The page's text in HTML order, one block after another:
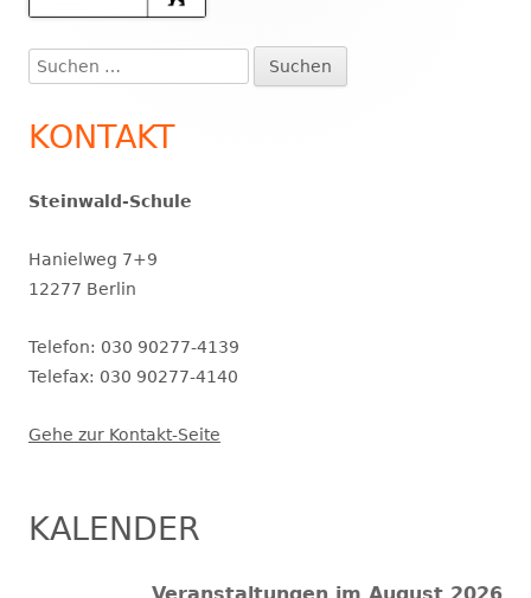
Suchen
nach:
KONTAKT
Steinwald-Schule
Hanielweg 7+9
12277 Berlin
Telefon: 030 90277-4139
Telefax: 030 90277-4140
Gehe zur Kontakt-Seite
KALENDER
Veranstaltungen im August 2026